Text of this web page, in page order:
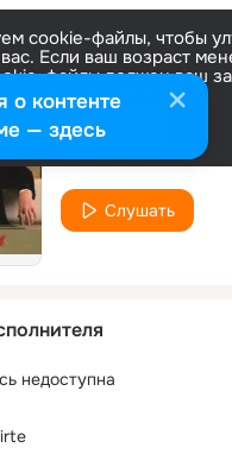
cookie-файлы, чтобы
Если ваш возраст
файлы должен ваш
Больше информации
Настроить
James Last
Слушать
недоступна
контенте
— здесь